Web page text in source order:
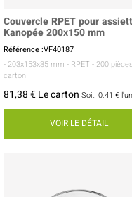
Couvercle RPET pour
Kanopée 200x150 mm
Référence :VF40187
- 203x153x35 mm - RPET - 200
carton
81,38 € Le carton Soit 0.41 €
VOIR LE DÉTAIL